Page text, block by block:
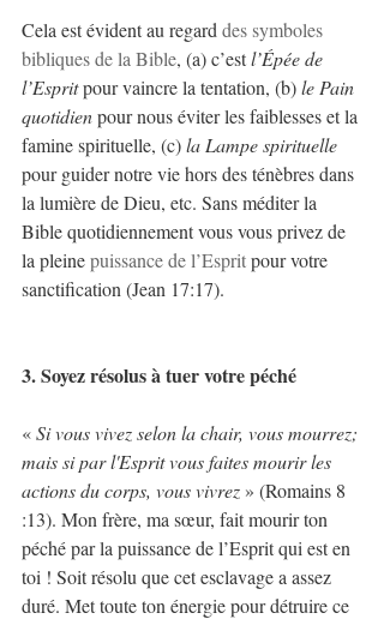
Cela est évident au regard des symboles
bibliques de la Bible, (a) c’est l’Épée de
l’Esprit pour vaincre la tentation, (b) le Pain
quotidien pour nous éviter les faiblesses et la
famine spirituelle, (c) la Lampe spirituelle
pour guider notre vie hors des ténèbres dans
la lumière de Dieu, etc. Sans méditer la
Bible quotidiennement vous vous privez de
la pleine puissance de l’Esprit pour votre
sanctification (Jean 17:17).
3. Soyez résolus à tuer votre péché
« Si vous vivez selon la chair, vous mourrez;
mais si par l'Esprit vous faites mourir les
actions du corps, vous vivrez » (Romains 8
:13). Mon frère, ma sœur, fait mourir ton
péché par la puissance de l’Esprit qui est en
toi ! Soit résolu que cet esclavage a assez
duré. Met toute ton énergie pour détruire ce